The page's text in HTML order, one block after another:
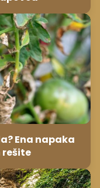
Ena napaka
rešite